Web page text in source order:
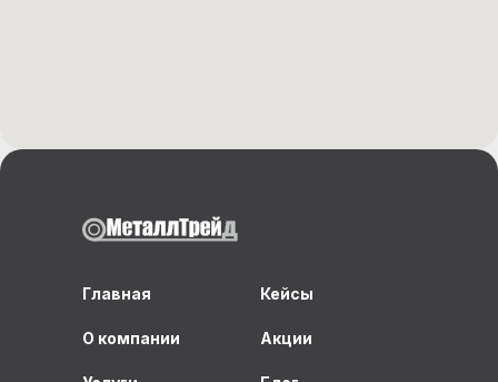
Главная
О компании
Кейсы
Акции